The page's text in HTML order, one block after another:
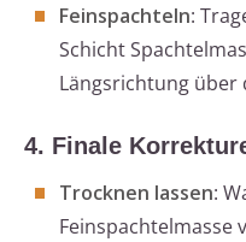
Feinspachteln:
Schicht
Längsrichtung über
4. Finale
Trocknen lassen:
Feinspachtelmasse